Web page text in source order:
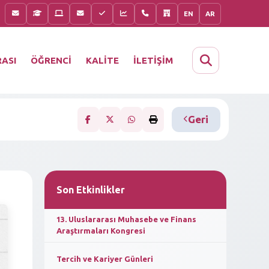
EN AR
ÖĞRENCİ KALİTE İLETİŞİM
Geri
Son Etkinlikler
13. Uluslararası Muhasebe ve Finans
Araştırmaları Kongresi
Tercih ve Kariyer Günleri